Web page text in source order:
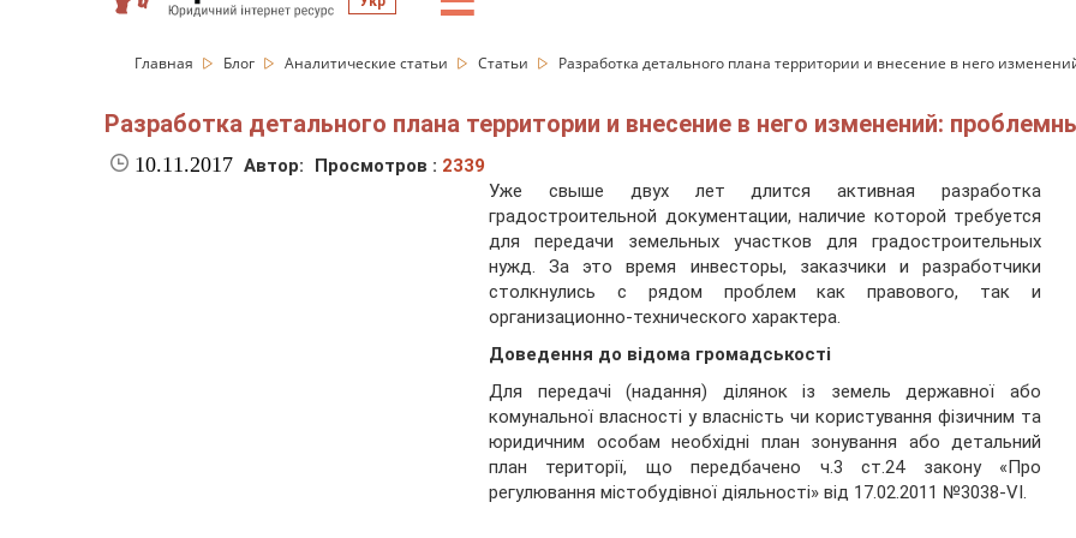
Главная Блог Аналитические статьи Статьи Разработка детального плана территории и внесение в него
Разработка детального плана территории и внесение в него изменений:
10.11.2017 Автор: Просмотров : 2339
Уже свыше двух лет длится активная разработка
градостроительной документации, наличие которой требуется
для передачи земельных участков для градостроительных
нужд. За это время инвесторы, заказчики и разработчики
столкнулись с рядом проблем как правового, так и
организационно-технического характера.
Доведення до відома громадськості
Для передачі (надання) ділянок із земель державної або
комунальної власності у власність чи користування фізичним та
юридичним особам необхідні план зонування або детальний
план території, що передбачено ч.3 ст.24 закону «Про
регулювання містобудівної діяльності» від 17.02.2011 №3038-VI.